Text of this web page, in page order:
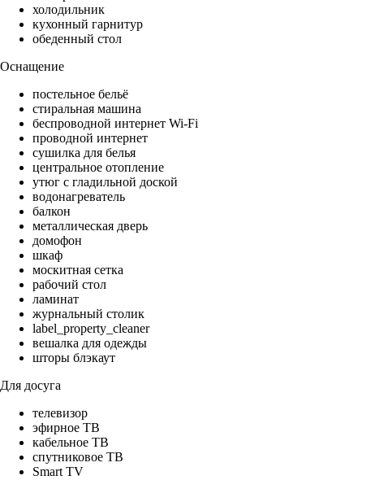
холодильник
кухонный гарнитур
обеденный стол
Оснащение
постельное бельё
стиральная машина
беспроводной интернет Wi-Fi
проводной интернет
сушилка для белья
центральное отопление
утюг с гладильной доской
водонагреватель
балкон
металлическая дверь
домофон
шкаф
москитная сетка
рабочий стол
ламинат
журнальный столик
label_property_cleaner
вешалка для одежды
шторы блэкаут
Для досуга
телевизор
эфирное ТВ
кабельное ТВ
спутниковое ТВ
Smart TV